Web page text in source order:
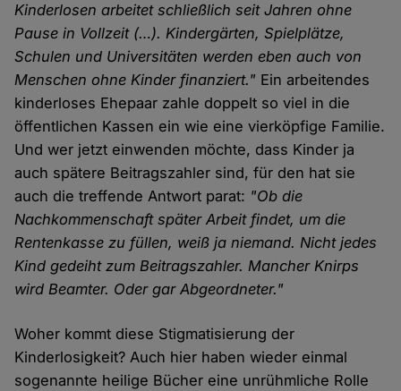
Kinderlosen arbeitet schließlich seit Jahren ohne
Pause in Vollzeit (…). Kindergärten, Spielplätze,
Schulen und Universitäten werden eben auch von
Menschen ohne Kinder finanziert." Ein arbeitendes
kinderloses Ehepaar zahle doppelt so viel in die
öffentlichen Kassen ein wie eine vierköpfige Familie.
Und wer jetzt einwenden möchte, dass Kinder ja
auch spätere Beitragszahler sind, für den hat sie
auch die treffende Antwort parat: "Ob die
Nachkommenschaft später Arbeit findet, um die
Rentenkasse zu füllen, weiß ja niemand. Nicht jedes
Kind gedeiht zum Beitragszahler. Mancher Knirps
wird Beamter. Oder gar Abgeordneter."
Woher kommt diese Stigmatisierung der
Kinderlosigkeit? Auch hier haben wieder einmal
sogenannte heilige Bücher eine unrühmliche Rolle